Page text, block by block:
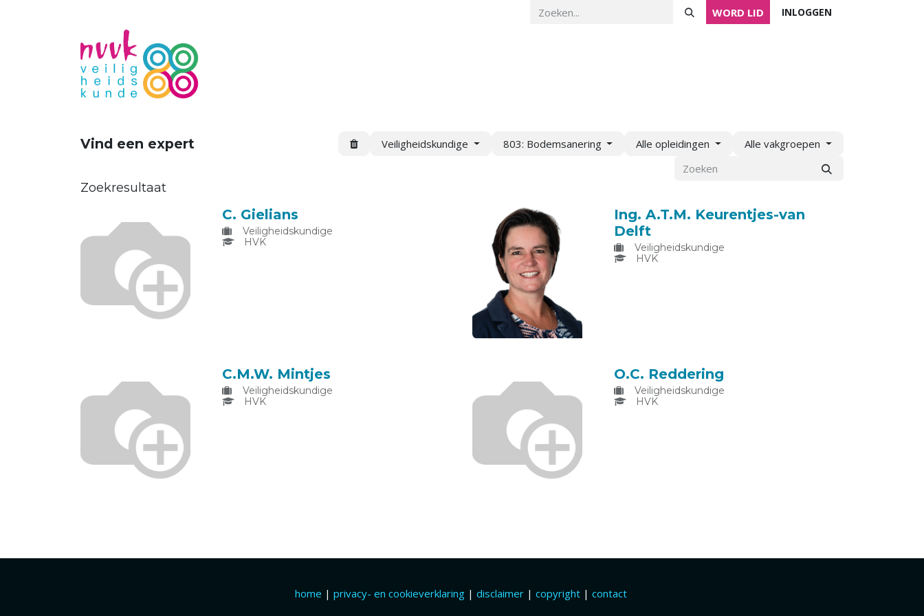
WORD LID INLOGGEN
Vind een expert Veiligheidskundige 803: Bodemsanering Alle opleidingen Alle vakgroepen
Zoekresultaat
C. Gielians
Veiligheidskundige
HVK
Ing. A.T.M. Keurentjes-van
Delft
Veiligheidskundige
HVK
C.M.W. Mintjes
Veiligheidskundige
HVK
O.C. Reddering
Veiligheidskundige
HVK
home | privacy- en cookieverklaring| disclaimer | copyright| contact